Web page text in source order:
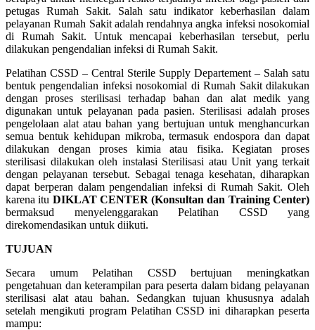
petugas Rumah Sakit. Salah satu indikator keberhasilan dalam
pelayanan Rumah Sakit adalah rendahnya angka infeksi nosokomial
di Rumah Sakit. Untuk mencapai keberhasilan tersebut, perlu
dilakukan pengendalian infeksi di Rumah Sakit.
Pelatihan CSSD – Central Sterile Supply Departement – Salah satu
bentuk pengendalian infeksi nosokomial di Rumah Sakit dilakukan
dengan proses sterilisasi terhadap bahan dan alat medik yang
digunakan untuk pelayanan pada pasien. Sterilisasi adalah proses
pengelolaan alat atau bahan yang bertujuan untuk menghancurkan
semua bentuk kehidupan mikroba, termasuk endospora dan dapat
dilakukan dengan proses kimia atau fisika. Kegiatan proses
sterilisasi dilakukan oleh instalasi Sterilisasi atau Unit yang terkait
dengan pelayanan tersebut. Sebagai tenaga kesehatan, diharapkan
dapat berperan dalam pengendalian infeksi di Rumah Sakit. Oleh
karena itu DIKLAT CENTER (Konsultan dan Training Center)
bermaksud menyelenggarakan Pelatihan CSSD yang
direkomendasikan untuk diikuti.
TUJUAN
Secara umum Pelatihan CSSD bertujuan meningkatkan
pengetahuan dan keterampilan para peserta dalam bidang pelayanan
sterilisasi alat atau bahan. Sedangkan tujuan khususnya adalah
setelah mengikuti program Pelatihan CSSD ini diharapkan peserta
mampu: